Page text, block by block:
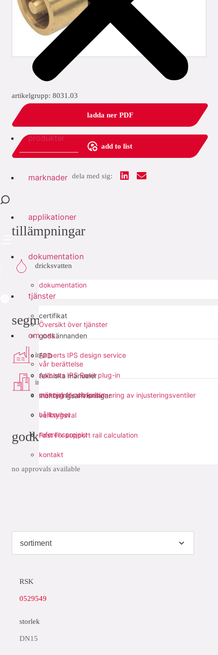
produkter
marknader
applikationer
dokumentation
dokumentation
certifikat
godkännanden
EPD
tekniska manualer
monteringsanvisningar
tjänster
Översikt över tjänster
Aalberts IPS design service
Aalberts IPS Revit plug-in
verktyg för dimensionering av injusteringsventiler
verktygsval
Fast Fix support rail calculation
om oss
vår berättelse
människor och kultur
hållbarhet
referensprojekt
kontakt
artikelgrupp: 8031.03
ladda ner PDF
add to list
dela med sig:
tillämpningar
dricksvatten
segment
industri
infra
godkännanden
no approvals available
RSK
0529549
storlek
DN15